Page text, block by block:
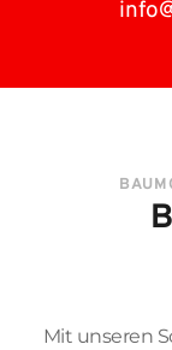
Mit unseren